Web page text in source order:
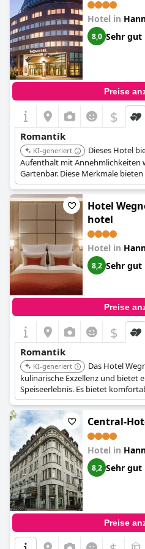
wegen seiner guten Lage, der
Hotel in
8,0 Sehr gut
Preise
$
Romantik
KI-generiert
Dieses Hotel
Aufenthalt mit Annehmlichkeiten
Gartenbar. Diese Merkmale
Entspannung und Romantik.
Hotel
hotel
Hotel in
8,2 Sehr gut
Preise
$
Romantik
KI-generiert
Das Hotel
kulinarische Exzellenz und bietet
Speiseerlebnis. Es bietet
Restaurant, das künstlerische
Hotels auf Gastronomie macht
Paare, die feine Küche schätzen.
Central-
Hotel in
8,2 Sehr gut
Preise